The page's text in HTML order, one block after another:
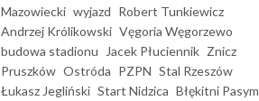
Mazowiecki wyjazd Robert Tunkiewicz
Andrzej Królikowski Vęgoria Węgorzewo
budowa stadionu
Jacek Płuciennik Znicz
Pruszków Ostróda PZPN Stal Rzeszów
Łukasz Jegliński Start Nidzica Błękitni Pasym